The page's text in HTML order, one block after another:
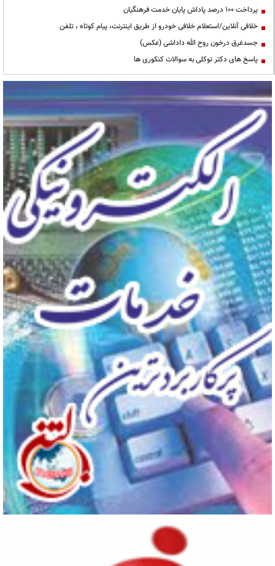
پرداخت ۱۰۰ درصد پاداش پایان خدمت فرهنگیان
خلافی آنلاین/استعلام خلافی خودرو از طریق اینترنت، پیام کوتاه ، تلفن
جسدغرق درخون روح الله داداشی (عکس)
پاسخ های دکتر توکلی به سوالات کنکوری ها